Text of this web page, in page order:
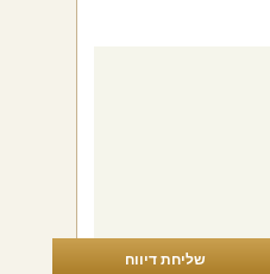
שליחת דיווח